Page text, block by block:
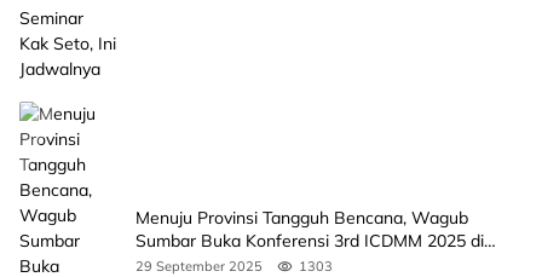
Menuju Provinsi Tangguh Bencana, Wagub
Sumbar Buka Konferensi 3rd ICDMM 2025 di
Unand
29 September 2025 1303